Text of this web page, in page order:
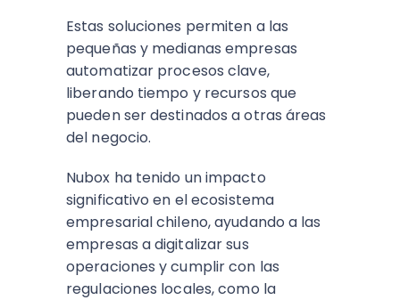
Estas soluciones permiten a las
pequeñas y medianas empresas
automatizar procesos clave,
liberando tiempo y recursos que
pueden ser destinados a otras áreas
del negocio.
Nubox ha tenido un impacto
significativo en el ecosistema
empresarial chileno, ayudando a las
empresas a digitalizar sus
operaciones y cumplir con las
regulaciones locales, como la